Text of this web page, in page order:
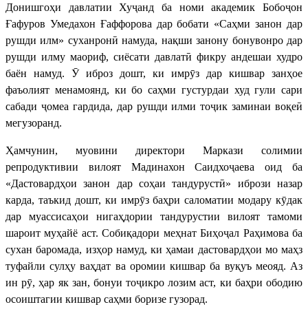
Донишгоҳи давлатии Хуҷанд ба номи академик Бобоҷон
Ғафуров Умедахон Ғаффорова дар бобати «Саҳми занон дар
рушди илм» суханронӣ намуда, нақши занону бонувонро дар
рушди илму маориф, сиёсати давлатӣ фикру андешаи худро
баён намуд. Ӯ иброз дошт, ки имрӯз дар кишвар занҳое
фаъолият менамоянд, ки бо саҳми густурдаи худ гули сари
сабади ҷомеа гардида, дар рушди илми тоҷик заминаи воқеӣ
мегузоранд.
Ҳамчунин, муовини директори Маркази солимии
репродуктивии вилоят Мадинахон Саидхоҷаева оид ба
«Дастовардҳои занон дар соҳаи тандурустӣ» ибрози назар
карда, таъкид дошт, ки имрӯз баҳри саломатии модару кӯдак
дар муассисаҳои нигаҳдории тандурустии вилоят тамоми
шароит муҳайё аст. Собиқадори меҳнат Биҳоҷал Раҳимова ба
сухан баромада, изҳор намуд, ки ҳамаи дастовардҳои мо маҳз
туфайли сулҳу ваҳдат ва оромии кишвар ба вуқуъ меояд. Аз
ин рӯ, ҳар як зан, бонуи тоҷикро лозим аст, ки баҳри ободию
осоиштагии кишвар саҳми боризе гузорад.